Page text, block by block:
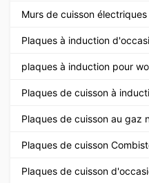
Murs de cuisson électriques
Plaques à induction
plaques à induction pour
Plaques de cuisson à
Plaques de cuisson au gaz
Plaques de cuisson
Plaques de cuisson